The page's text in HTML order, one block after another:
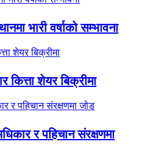
भारी वर्षाको सम्भावना
शेयर बिक्रीमा
र पहिचान संरक्षणमा